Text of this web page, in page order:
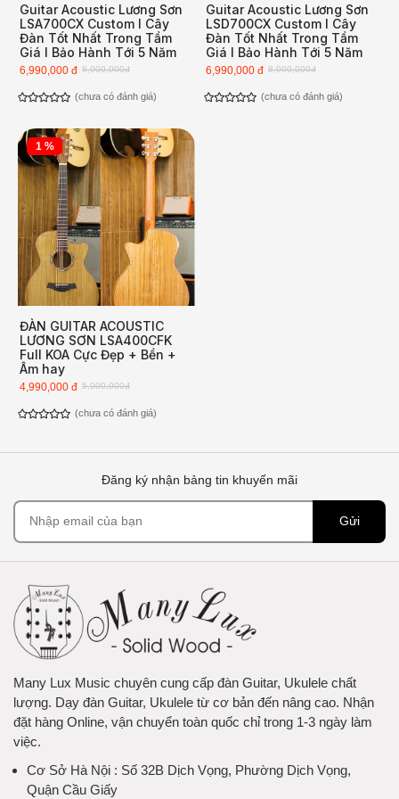
Guitar Acoustic Lương Sơn
LSA700CX Custom l Cây
Đàn Tốt Nhất Trong Tầm
Giá l Bảo Hành Tới 5 Năm
8,000,000đ
6,990,000 đ
(chưa có đánh giá)
Guitar Acoustic Lương Sơn
LSD700CX Custom l Cây
Đàn Tốt Nhất Trong Tầm
Giá l Bảo Hành Tới 5 Năm
8,000,000đ
6,990,000 đ
(chưa có đánh giá)
1 %
ĐÀN GUITAR ACOUSTIC
LƯƠNG SƠN LSA400CFK
Full KOA Cực Đẹp + Bền +
Âm hay
5,000,000đ
4,990,000 đ
(chưa có đánh giá)
Đăng ký nhận bảng tin khuyến mãi
Gửi
Many Lux Music chuyên cung cấp đàn Guitar, Ukulele chất
lượng. Dạy đàn Guitar, Ukulele từ cơ bản đến nâng cao. Nhận
đặt hàng Online, vận chuyển toàn quốc chỉ trong 1-3 ngày làm
việc.
Cơ Sở Hà Nội : Số 32B Dịch Vọng, Phường Dịch Vọng,
Quận Cầu Giấy